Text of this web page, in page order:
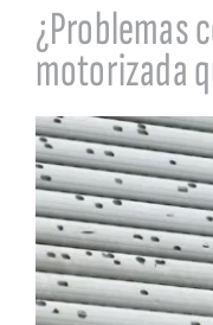
¿Problemas
motorizada